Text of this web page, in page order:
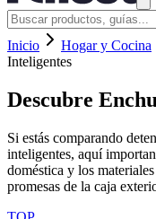
Inicio Hogar y Cocina
Inteligentes
Descubre
Si estás comparando
inteligentes, aquí
doméstica y los
promesas de la caja